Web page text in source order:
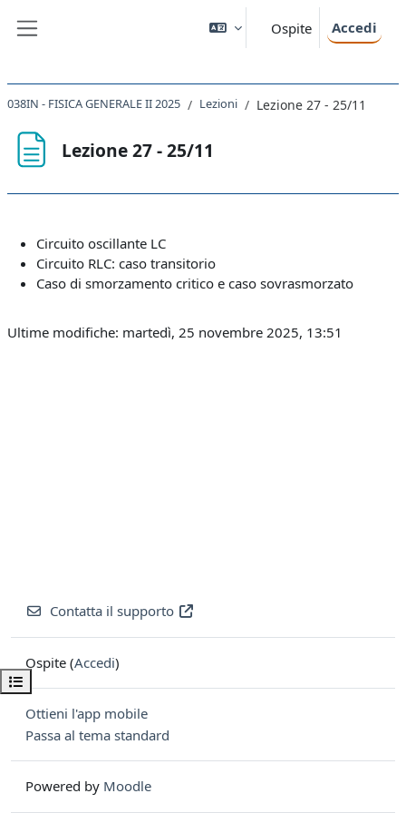
Ospite Accedi
Apri indice del corso
038IN - FISICA GENERALE II 2025 Lezioni Lezione 27 - 25/11
Lezione 27 - 25/11
Circuito oscillante LC
Circuito RLC: caso transitorio
Caso di smorzamento critico e caso sovrasmorzato
Ultime modifiche: martedì, 25 novembre 2025, 13:51
Contatta il supporto
Ospite (Accedi)
Ottieni l'app mobile
Passa al tema standard
Powered by Moodle